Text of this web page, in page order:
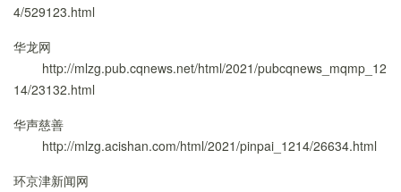
4/529123.html
华龙网
http://mlzg.pub.cqnews.net/html/2021/pubcqnews_mqmp_12
14/23132.html
华声慈善
http://mlzg.acishan.com/html/2021/pinpai_1214/26634.html
环京津新闻网